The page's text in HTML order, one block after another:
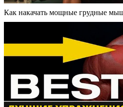
Как накачать мощные грудные